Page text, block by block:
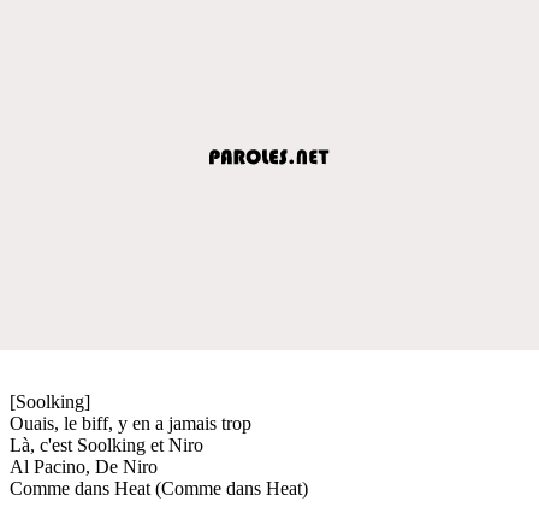
[Soolking]
Ouais, le biff, y en a jamais trop
Là, c'est Soolking et Niro
Al Pacino, De Niro
Comme dans Heat (Comme dans Heat)